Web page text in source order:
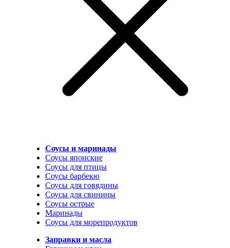
Соусы и маринады
Соусы японские
Соусы для птицы
Соусы барбекю
Соусы для говядины
Соусы для свинины
Соусы острые
Маринады
Соусы для морепродуктов
Заправки и масла